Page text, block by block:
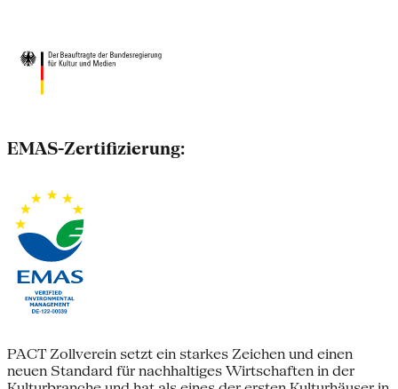
EMAS-Zertifizierung:
PACT Zollverein setzt ein starkes Zeichen und einen
neuen Standard für nachhaltiges Wirtschaften in der